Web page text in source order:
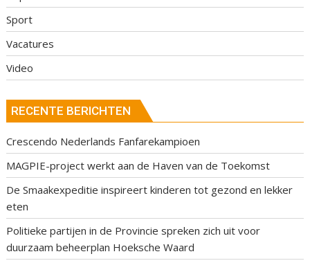
Sport
Vacatures
Video
RECENTE BERICHTEN
Crescendo Nederlands Fanfarekampioen
MAGPIE-project werkt aan de Haven van de Toekomst
De Smaakexpeditie inspireert kinderen tot gezond en lekker
eten
Politieke partijen in de Provincie spreken zich uit voor
duurzaam beheerplan Hoeksche Waard